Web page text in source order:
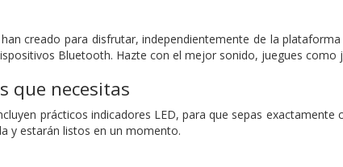
creado para disfrutar, independientemente de la
Bluetooth. Hazte con el mejor sonido, juegues como
que necesitas
prácticos indicadores LED, para que sepas
y estarán listos en un momento.